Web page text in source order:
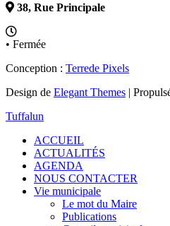
38, Rue Principale
• Fermée
Conception : Terrede Pixels
Design de Elegant Themes |
Tuffalun
ACCUEIL
ACTUALITÉS
AGENDA
NOUS CONTACTER
Vie municipale
Le mot du Maire
Publications